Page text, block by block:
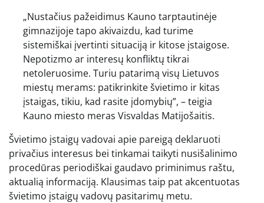
„Nustačius pažeidimus Kauno tarptautinėje
gimnazijoje tapo akivaizdu, kad turime
sistemiškai įvertinti situaciją ir kitose įstaigose.
Nepotizmo ar interesų konfliktų tikrai
netoleruosime. Turiu patarimą visų Lietuvos
miestų merams: patikrinkite švietimo ir kitas
įstaigas, tikiu, kad rasite įdomybių”, – teigia
Kauno miesto meras Visvaldas Matijošaitis.
Švietimo įstaigų vadovai apie pareigą deklaruoti
privačius interesus bei tinkamai taikyti nusišalinimo
procedūras periodiškai gaudavo priminimus raštu,
aktualią informaciją. Klausimas taip pat akcentuotas
švietimo įstaigų vadovų pasitarimų metu.